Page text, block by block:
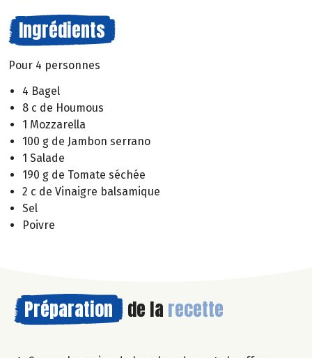
Ingrédients
Pour 4 personnes
4 Bagel
8 c de Houmous
1 Mozzarella
100 g de Jambon serrano
1 Salade
190 g de Tomate séchée
2 c de Vinaigre balsamique
Sel
Poivre
Préparation de la recette